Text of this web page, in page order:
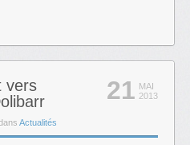
21 MAI
2013
vers
Actualités